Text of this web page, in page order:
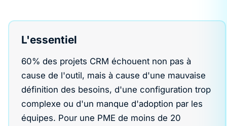
L'essentiel
60% des projets CRM échouent non pas à
cause de l'outil, mais à cause d'une mauvaise
définition des besoins, d'une configuration trop
complexe ou d'un manque d'adoption par les
équipes. Pour une PME de moins de 20